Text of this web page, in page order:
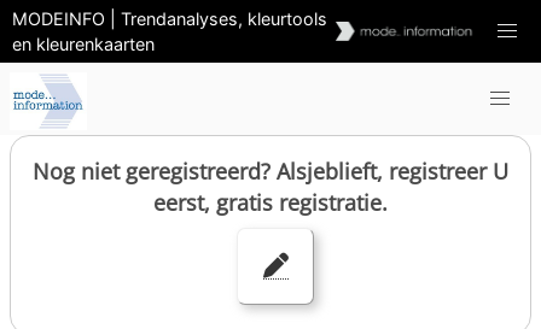
MODEINFO | Trendanalyses, kleurtools
en kleurenkaarten
Nog niet geregistreerd? Alsjeblieft, registreer U
eerst, gratis registratie.